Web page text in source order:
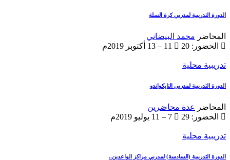
الدورة التدريبية لمدربي كرة السلة
المحاضر محمد البيضاني
الحضور: 20
تدريبية محلية
الدورة التدريبية لمدربي التايكواندو
المحاضر
عدة محاضرين
الحضور: 29
تدريبية محلية
الدورة التدريبية (السادسة) لمدربي مراكز الواعدين..